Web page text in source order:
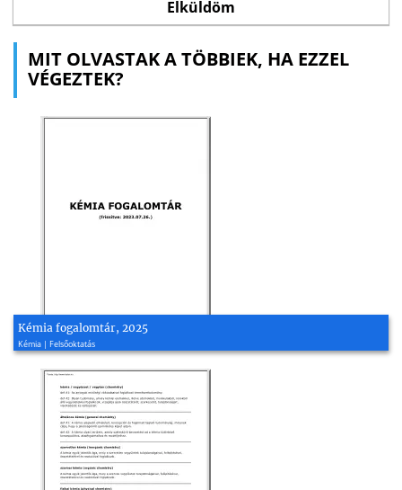
MIT OLVASTAK A TÖBBIEK, HA EZZEL
VÉGEZTEK?
Kémia fogalomtár, 2025
Kémia | Felsőoktatás